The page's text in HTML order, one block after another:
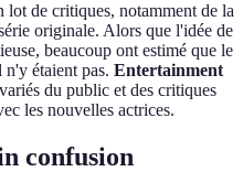
de critiques, notamment de la
originale. Alors que l'idée de
beaucoup ont estimé que le
étaient pas. Entertainment
du public et des critiques
les nouvelles actrices.
confusion